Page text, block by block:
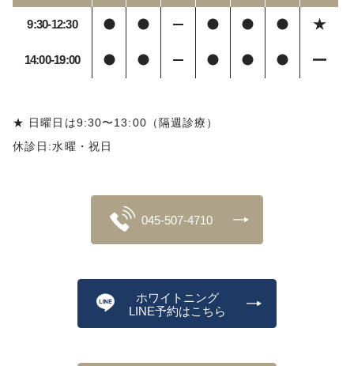
9:30-12:30
14:00-19:00
★ 日曜日は9:30〜13:00（隔週診療）
休診日:水曜・祝日
045-507-4710
ホワイトニング
LINE予約はこちら